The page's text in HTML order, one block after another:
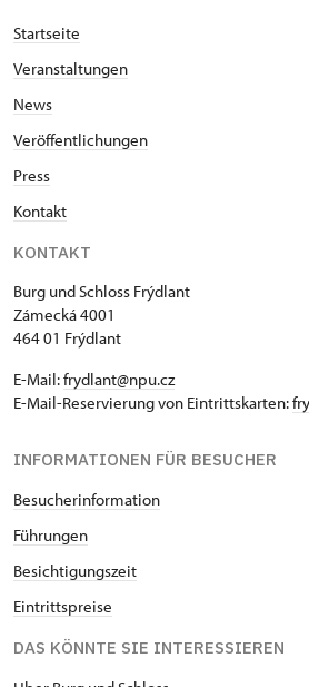
Startseite
Veranstaltungen
News
Veröffentlichungen
Press
Kontakt
KONTAKT
Burg und Schloss Frýdlant
Zámecká 4001
464 01 Frýdlant
E-Mail:frydlant@npu.cz
E-Mail-Reservierung von Eintrittskarten:
INFORMATIONEN FÜR BESUCHER
Besucherinformation
Führungen
Besichtigungszeit
Eintrittspreise
DAS KÖNNTE SIE INTERESSIEREN